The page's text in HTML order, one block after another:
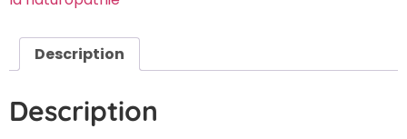
Description
Description